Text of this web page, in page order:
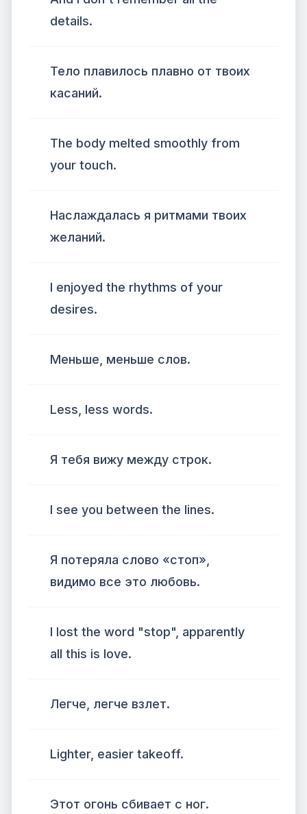
details.
Тело плавилось плавно от твоих
касаний.
The body melted smoothly from
your touch.
Наслаждалась я ритмами твоих
желаний.
I enjoyed the rhythms of your
desires.
Меньше, меньше слов.
Less, less words.
Я тебя вижу между строк.
I see you between the lines.
Я потеряла слово «стоп»,
видимо все это любовь.
I lost the word "stop", apparently
all this is love.
Легче, легче взлет.
Lighter, easier takeoff.
Этот огонь сбивает с ног.